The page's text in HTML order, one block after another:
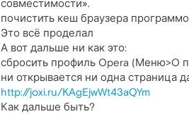
совместимости».
почистить кеш браузера
Это всё проделал
А вот дальше ни как это:
сбросить профиль Opera (Меню>O
ни открывается ни одна страница
http://joxi.ru/KAgEjwWt43aQYm
Как дальше быть?